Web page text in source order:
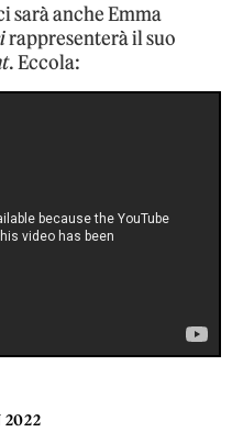
sarà anche Emma
rappresenterà il suo
. Eccola:
2022